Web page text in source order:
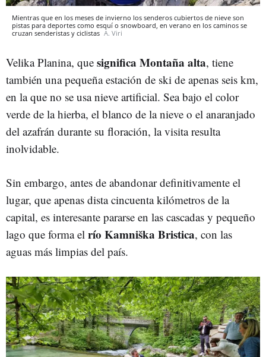
Mientras que en los meses de invierno los senderos cubiertos de nieve son
pistas para deportes como esquí o snowboard, en verano en los caminos se
cruzan senderistas y ciclistas A. Viri
Velika Planina, que significa Montaña alta, tiene
también una pequeña estación de ski de apenas seis km,
en la que no se usa nieve artificial. Sea bajo el color
verde de la hierba, el blanco de la nieve o el anaranjado
del azafrán durante su floración, la visita resulta
inolvidable.
Sin embargo, antes de abandonar definitivamente el
lugar, que apenas dista cincuenta kilómetros de la
capital, es interesante pararse en las cascadas y pequeño
lago que forma el río Kamniška Bristica, con las
aguas más limpias del país.